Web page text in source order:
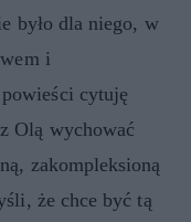
było dla niego, w
i
cytuję
Olą wychować
zakompleksioną
że chce być tą